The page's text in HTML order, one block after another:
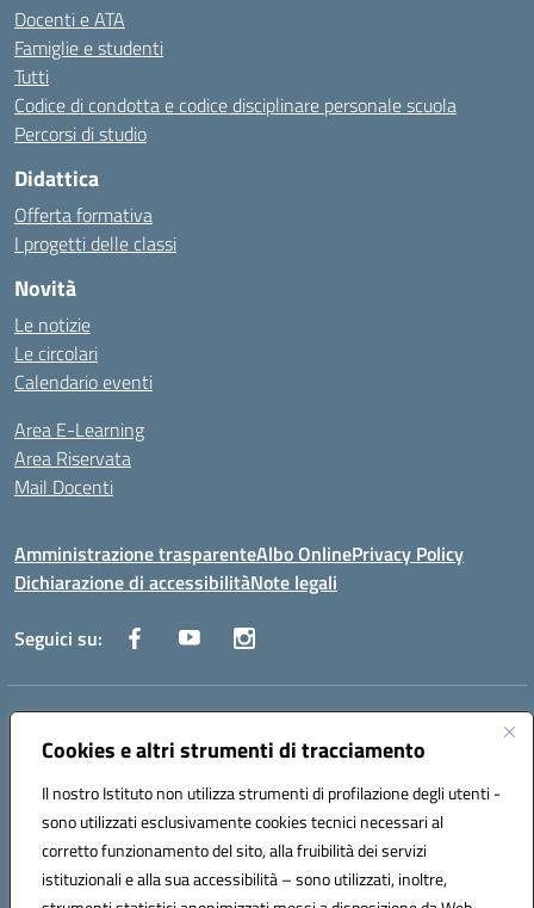
Cookies e altri strumenti di tracciamento
Il nostro Istituto non utilizza strumenti di profilazione degli utenti -
sono utilizzati esclusivamente cookies tecnici necessari al
corretto funzionamento del sito, alla fruibilità dei servizi
istituzionali e alla sua accessibilità – sono utilizzati, inoltre,
Docenti e ATA
Famiglie e studenti
Tutti
Codice di condotta e codice disciplinare personale scuola
Percorsi di studio
Didattica
Offerta formativa
I progetti delle classi
Novità
Le notizie
Le circolari
Calendario eventi
Area E-Learning
Area Riservata
Mail Docenti
Amministrazione trasparenteAlbo OnlinePrivacy Policy
Dichiarazione di accessibilitàNote legali
Seguici su:
Indirizzo:
Centralino:0885 417864 Email:fgpc180008@istruzione.it
Codice fiscale: 90043150714
Codice meccanografico:
FGPC180008
Codice Indice delle Pubbliche Amministrazioni (IPA): lzcc